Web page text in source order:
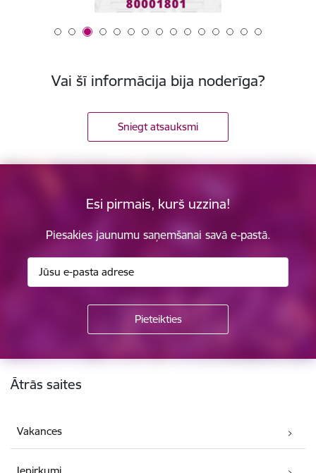
Vai šī informācija bija noderīga?
Sniegt atsauksmi
Esi pirmais, kurš uzzina!
Piesakies jaunumu saņemšanai savā e-pastā.
Kājene
Ātrās saites
Vakances